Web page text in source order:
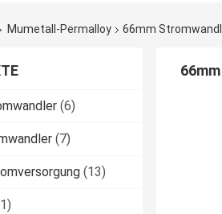
Mumetall-Permalloy 66mm
(6)
(7)
(13)